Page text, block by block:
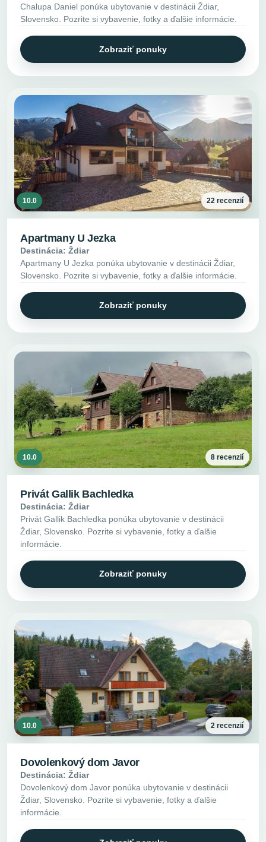
Chalupa Daniel ponúka ubytovanie v destinácii Ždiar,
Slovensko. Pozrite si vybavenie, fotky a ďalšie informácie.
Zobraziť ponuky
10.0 22 recenzií
Apartmany U Jezka
Destinácia: Ždiar
Apartmany U Jezka ponúka ubytovanie v destinácii Ždiar,
Slovensko. Pozrite si vybavenie, fotky a ďalšie informácie.
Zobraziť ponuky
10.0 8 recenzií
Privát Gallik Bachledka
Destinácia: Ždiar
Privát Gallik Bachledka ponúka ubytovanie v destinácii
Ždiar, Slovensko. Pozrite si vybavenie, fotky a ďalšie
informácie.
Zobraziť ponuky
10.0 2 recenzií
Dovolenkový dom Javor
Destinácia: Ždiar
Dovolenkový dom Javor ponúka ubytovanie v destinácii
Ždiar, Slovensko. Pozrite si vybavenie, fotky a ďalšie
informácie.